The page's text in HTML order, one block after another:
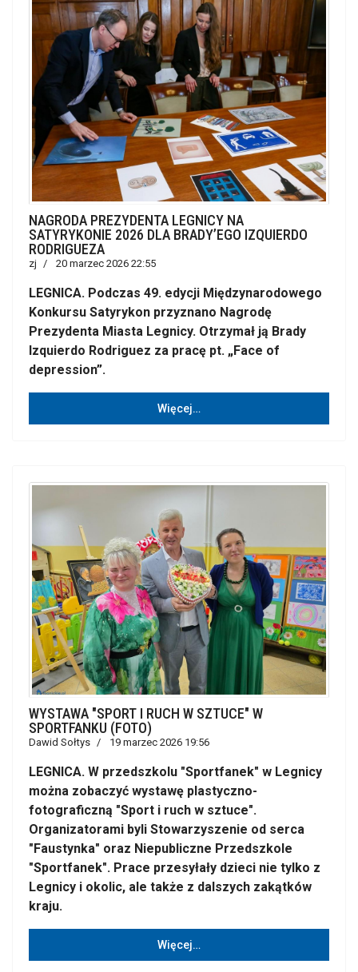
NAGRODA PREZYDENTA LEGNICY NA
SATYRYKONIE 2026 DLA BRADY’EGO IZQUIERDO
RODRIGUEZA
zj 20 marzec 2026 22:55
LEGNICA. Podczas 49. edycji Międzynarodowego
Konkursu Satyrykon przyznano Nagrodę
Prezydenta Miasta Legnicy. Otrzymał ją Brady
Izquierdo Rodriguez za pracę pt. „Face of
depression”.
Więcej…
WYSTAWA "SPORT I RUCH W SZTUCE" W
SPORTFANKU (FOTO)
Dawid Sołtys 19 marzec 2026 19:56
LEGNICA. W przedszkolu "Sportfanek" w Legnicy
można zobaczyć wystawę plastyczno-
fotograficzną "Sport i ruch w sztuce".
Organizatorami byli Stowarzyszenie od serca
"Faustynka" oraz Niepubliczne Przedszkole
"Sportfanek". Prace przesyłały dzieci nie tylko z
Legnicy i okolic, ale także z dalszych zakątków
kraju.
Więcej…